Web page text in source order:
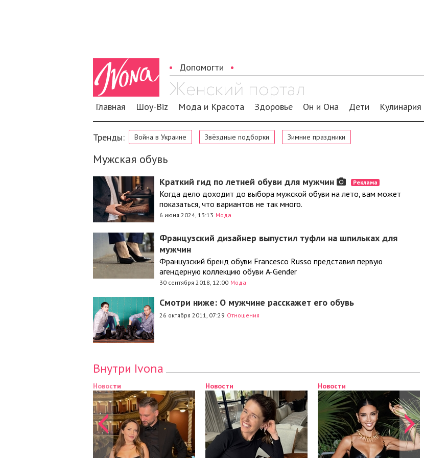
Допомогти
Главная Шоу-Biz Мода и Красота Здоровье Он и Она Дети Кулинария
Тренды: Война в Украине Звёздные подборки Зимние праздники
Мужская обувь
Краткий гид по летней обуви для мужчин Реклама
Когда дело доходит до выбора мужской обуви на лето, вам может
показаться, что вариантов не так много.
6 июня 2024, 13:13 Мода
Французский дизайнер выпустил туфли на шпильках для
мужчин
Французский бренд обуви Francesco Russo представил первую
агендерную коллекцию обуви A-Gender
30 сентября 2018, 12:00 Мода
Смотри ниже: О мужчине расскажет его обувь
26 октября 2011, 07:29 Отношения
Внутри Ivona
Новости Новости Новости